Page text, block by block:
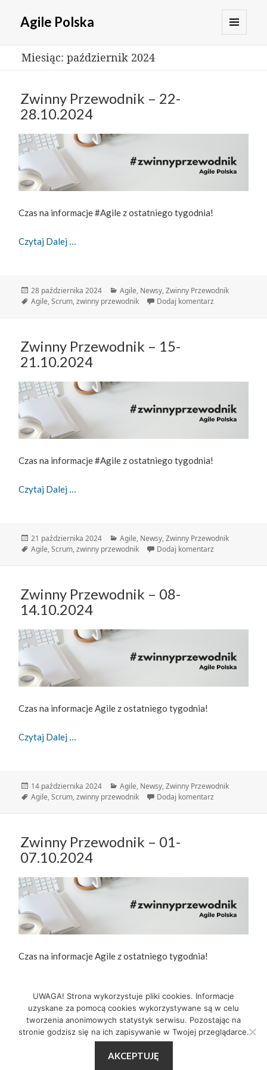
Agile Polska
Miesiąc: październik 2024
Zwinny Przewodnik – 22-
28.10.2024
Czas na informacje #Agile z ostatniego tygodnia!
Czytaj Dalej
Data
publikacji
28 października 2024 Kategorie
Agile, Newsy,Zwinny Przewodnik
Tagi
Agile,Scrum,zwinny przewodnik Dodaj komentarz
Zwinny Przewodnik – 15-
21.10.2024
Czas na informacje #Agile z ostatniego tygodnia!
Czytaj Dalej
Data
publikacji
21 października 2024 Kategorie
Agile, Newsy,Zwinny Przewodnik
Tagi
Agile,Scrum,zwinny przewodnik Dodaj komentarz
Zwinny Przewodnik – 08-
14.10.2024
Czas na informacje Agile z ostatniego tygodnia!
Czytaj Dalej
Data
publikacji
14 października 2024 Kategorie
Agile, Newsy,Zwinny Przewodnik
Tagi
Agile,Scrum,zwinny przewodnik Dodaj komentarz
Zwinny Przewodnik – 01-
07.10.2024
Czas na informacje Agile z ostatniego tygodnia!
Data
7 października 2024 Kategorie
Agile,Newsy, Zwinny Przewodnik
Tagi
UWAGA! Strona wykorzystuje pliki cookies. Informacje
uzyskane za pomocą cookies wykorzystywane są w celu
tworzenia anonimowych statystyk serwisu. Pozostając na
stronie godzisz się na ich zapisywanie w Twojej przeglądarce.
AKCEPTUJĘ